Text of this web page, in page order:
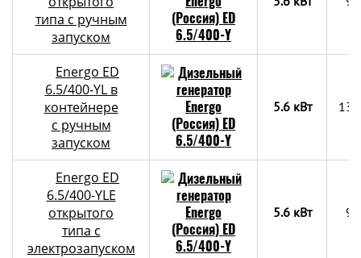
типа с ручным
запуском
Energo ED
6.5/400-YL в
контейнере
с ручным
запуском
5.6 кВт
Energo ED
6.5/400-YLE
открытого
типа с
электрозапуском
5.6 кВт